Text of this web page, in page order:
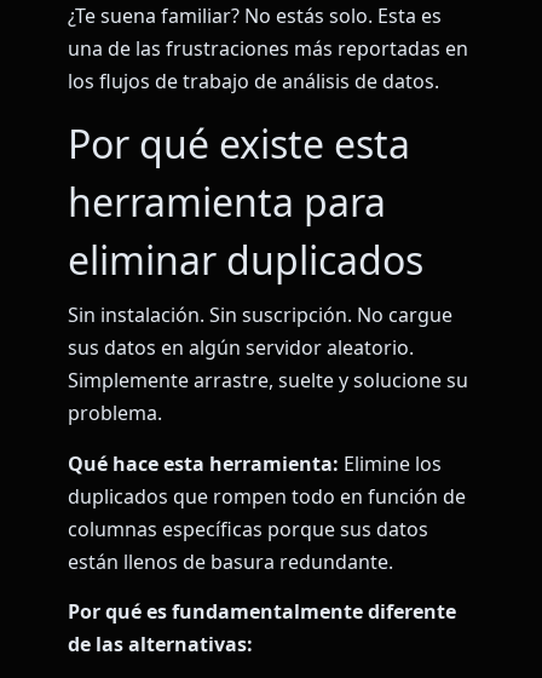
¿Te suena familiar? No estás solo. Esta es
una de las frustraciones más reportadas en
los flujos de trabajo de análisis de datos.
Por qué existe esta
herramienta para
eliminar duplicados
Sin instalación. Sin suscripción. No cargue
sus datos en algún servidor aleatorio.
Simplemente arrastre, suelte y solucione su
problema.
Qué hace esta herramienta: Elimine los
duplicados que rompen todo en función de
columnas específicas porque sus datos
están llenos de basura redundante.
Por qué es fundamentalmente diferente
de las alternativas: